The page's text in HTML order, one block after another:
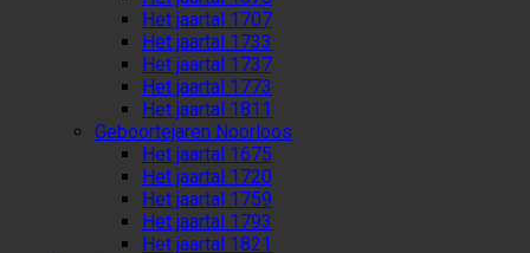
Het jaartal 1707
Het jaartal 1733
Het jaartal 1737
Het jaartal 1773
Het jaartal 1811
Geboortejaren Noorloos
Het jaartal 1675
Het jaartal 1720
Het jaartal 1759
Het jaartal 1793
Het jaartal 1821